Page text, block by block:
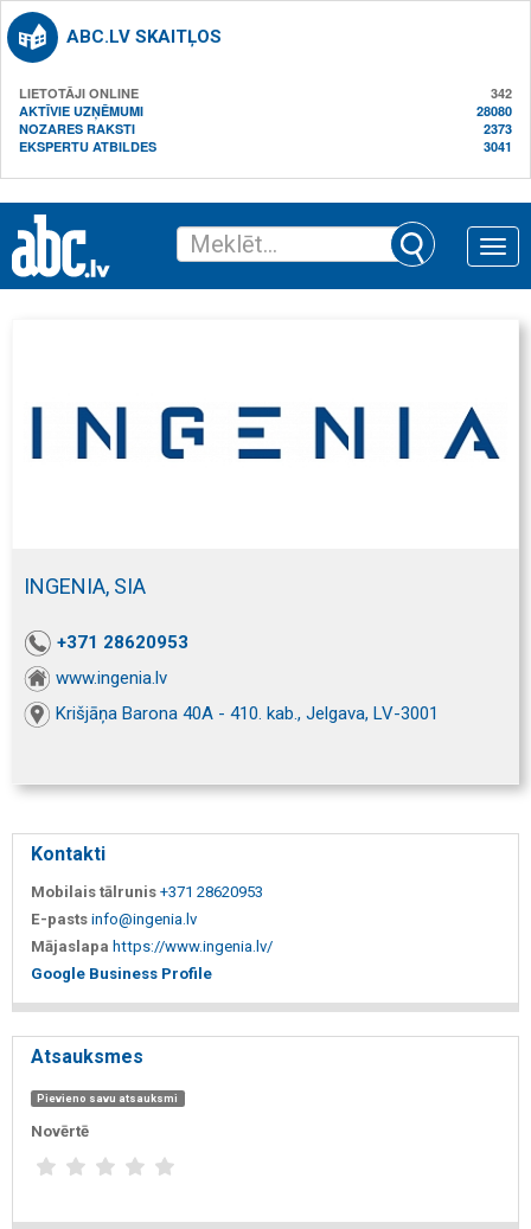
ABC.LV SKAITĻOS
LIETOTĀJI ONLINE
342
AKTĪVIE UZŅĒMUMI
28080
NOZARES RAKSTI
2373
EKSPERTU ATBILDES
3041
Toggle
INGENIA, SIA
+371 28620953
www.ingenia.lv
Krišjāņa Barona 40A - 410. kab., Jelgava, LV-3001
Kontakti
Mobilais tālrunis +371 28620953
E-pasts info@ingenia.lv
Mājaslapa https://www.ingenia.lv/
Google Business Profile
Atsauksmes
Pievieno savu atsauksmi
Novērtē